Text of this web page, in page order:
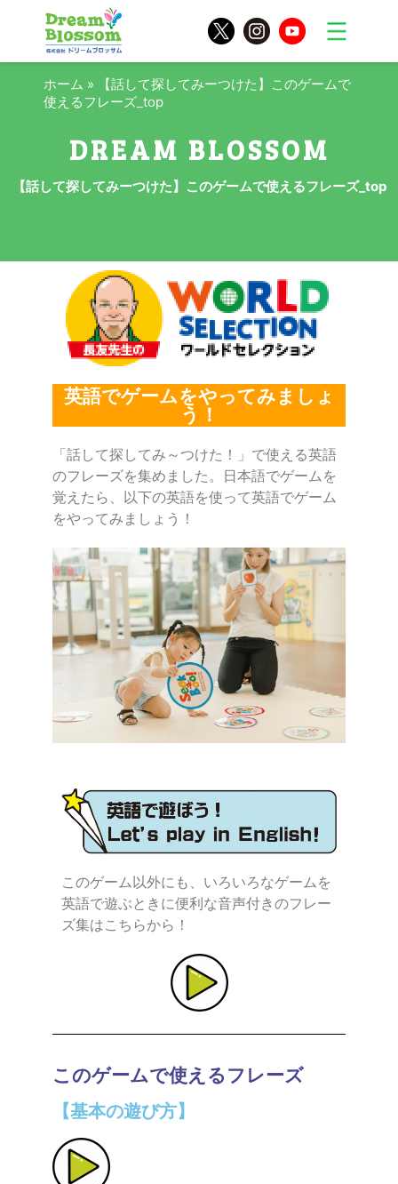
ホーム »
【話して探してみーつけた】このゲームで
使えるフレーズ_top
【話して探してみーつけた】このゲームで使えるフレーズ_top
英語でゲームをやってみましょ
う！
「話して探してみ～つけた！」で使える英語
のフレーズを集めました。日本語でゲームを
覚えたら、以下の英語を使って英語でゲーム
をやってみましょう！
このゲーム以外にも、いろいろなゲームを
英語で遊ぶときに便利な音声付きのフレー
ズ集はこちらから！
このゲームで使えるフレーズ
【基本の遊び方】​